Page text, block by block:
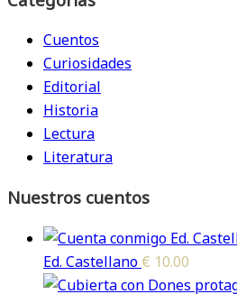
Cuentos
Curiosidades
Editorial
Historia
Lectura
Literatura
Nuestros cuentos
Ed. Castellano € 10.00